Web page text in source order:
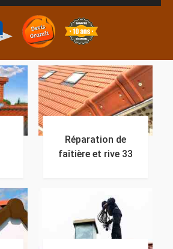
Réparation de
faîtière et rive 33